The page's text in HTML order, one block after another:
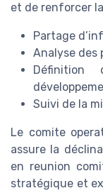
et de renforcer
Partage
Analyse des
Définition
Suivi de la
Le comite
assure la
en reunion
stratégique et